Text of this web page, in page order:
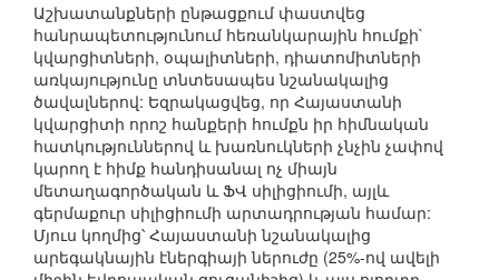
Աշխատանքների ընթացքում փաստվեց
հանրապետությունում հեռանկարային հումքի`
կվարցիտների, օպալիտների, դիատոմիտների
առկայությունը տնտեսապես նշանակալից
ծավալներով: Եզրակացվեց, որ Հայաստանի
կվարցիտի որոշ հանքերի հումքն իր հիմնական
հատկություններով և խառնուկների չնչին չափով
կարող է հիմք հանդիսանալ ոչ միայն
մետաղագործական և ՖՎ սիլիցիումի, այլև
գերմաքուր սիլիցիումի արտադրության համար:
Մյուս կողմից՝ Հայաստանի նշանակալից
արեգակնային էներգիայի ներուժը (25%-ով ավելի